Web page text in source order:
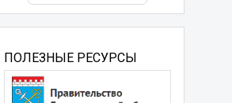
ПОЛЕЗНЫЕ РЕСУРСЫ